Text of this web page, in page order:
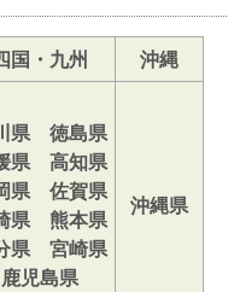
国・九州 沖縄
県 徳島県
県 高知県
県 佐賀県
県 熊本県
県 宮崎県
鹿児島県
沖縄県